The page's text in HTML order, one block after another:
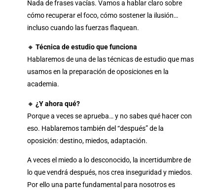
Nada de frases vacías. Vamos a hablar claro sobre
cómo recuperar el foco, cómo sostener la ilusión…
incluso cuando las fuerzas flaquean.
🔸 Técnica de estudio que funciona
Hablaremos de una de las técnicas de estudio que mas
usamos en la preparación de oposiciones en la
academia.
🔸 ¿Y ahora qué?
Porque a veces se aprueba… y no sabes qué hacer con
eso. Hablaremos también del “después” de la
oposición: destino, miedos, adaptación.
A veces el miedo a lo desconocido, la incertidumbre de
lo que vendrá después, nos crea inseguridad y miedos.
Por ello una parte fundamental para nosotros es